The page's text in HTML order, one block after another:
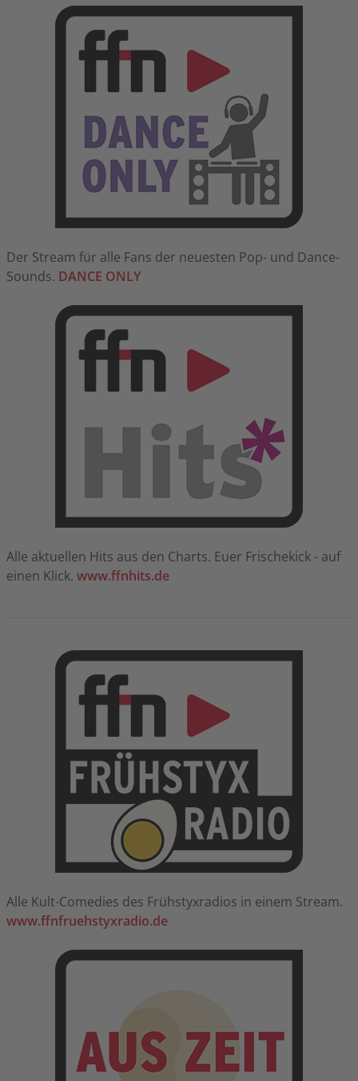
Der Stream für alle Fans der neuesten Pop- und Dance-
Sounds. DANCE ONLY
Alle aktuellen Hits aus den Charts. Euer Frischekick - auf
einen Klick. www.ffnhits.de
Alle Kult-Comedies des Frühstyxradios in einem Stream.
www.ffnfruehstyxradio.de